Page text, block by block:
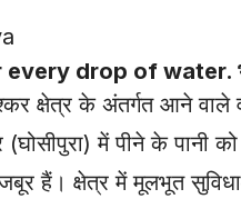
drop of water. भीषण
क्षेत्र के अंतर्गत आने
में पीने के पानी
हैं। क्षेत्र में मूलभूत